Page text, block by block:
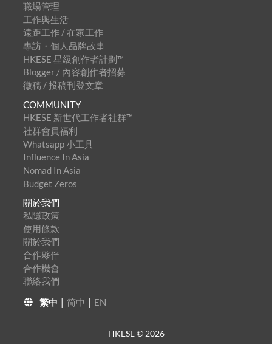
職場管理
工作與生活
遠距工作 / 在家工作
專訪・個人品牌故事
HKESE 星級創作者計劃™
Blogger / 內容創作者招募
徵稿 / 投稿刊登文章
COMMUNITY
HKESE 新世代工作者社群™
社群會員福利
Whatsapp 小工具
Influence In Asia
Nomad In Asia
Budget Zeros
關於我們
私隱政策
使用條款
關於我們
合作夥伴
合作機會
聯絡我們
繁中
简中 EN
HKESE © 2026